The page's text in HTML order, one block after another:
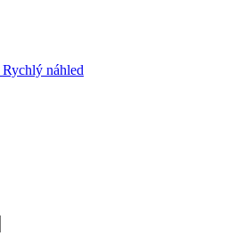
Rychlý náhled